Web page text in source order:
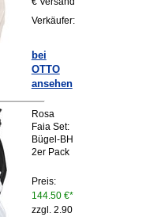
Verkäufer:
bei
OTTO
ansehen
Rosa
Faia Set:
Bügel-BH
2er Pack
Preis:
144.50 €*
zzgl. 2.90